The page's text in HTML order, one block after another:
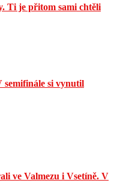
Ti je přitom sami chtěli
semifinále si vynutil
ve Valmezu i Vsetíně. V